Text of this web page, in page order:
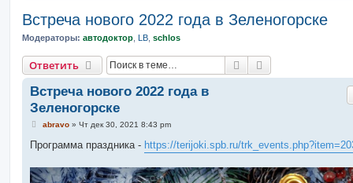
Встреча нового 2022 года в Зеленогорске
Модераторы: автодоктор LB schlos
Ответить Поиск
Встреча нового 2022 года в
Зеленогорске
С
о
е
н
abravo» Чт дек 30, 2021 8:43 pm
Программа праздника - https://terijoki.spb.ru/